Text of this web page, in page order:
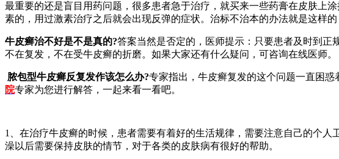
最重要的还是盲目用药问题，很多患者急于治疗，就买来一些药膏在皮肤上
素的，用过激素治疗之后就会出现反弹的症状。治标不治本的办法就是这样
牛皮癣治不好是不是真的?答案当然是否定的，医师提示：只要患者及时到
不在复发，不在受牛皮癣的折磨。如果大家还有什么疑问，可咨询在线医师。
脓包型牛皮癣反复发作该怎么办?专家指出，牛皮癣复发的这个问题一直困
院专家为您进行解答，一起来看一看吧。
1、在治疗牛皮癣的时候，患者需要有着好的生活规律，需要注意自己的个
澡以后需要保持皮肤的情节，对于各类的皮肤病有很好的帮助。